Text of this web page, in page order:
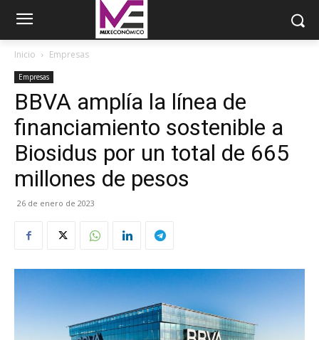
Inicio Empresas
Empresas
BBVA amplía la línea de
financiamiento sostenible a
Biosidus por un total de 665
millones de pesos
26 de enero de 2023